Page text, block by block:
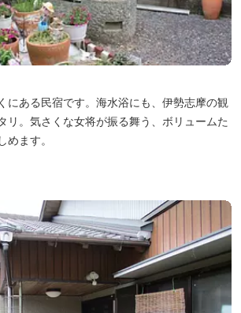
にある民宿です。海水浴にも、伊勢志摩の観
リ。気さくな女将が振る舞う、ボリュームた
めます。